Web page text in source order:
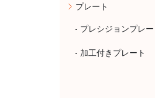
プレート
- プレシジョンプレー
- 加工付きプレート